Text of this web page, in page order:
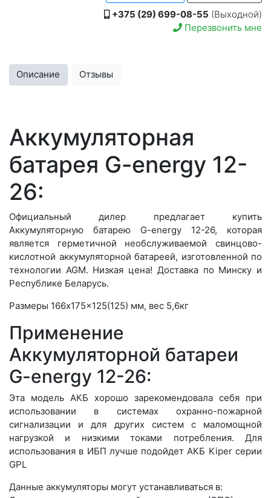
+375 (29) 699-08-55 (Выходной)
Перезвонить мне
Описание Отзывы
Аккумуляторная
батарея G-energy 12-
26:
Официальный дилер предлагает купить
Аккумуляторную батарею G-energy 12-26, которая
является герметичной необслуживаемой свинцово-
кислотной аккумуляторной батареей, изготовленной по
технологии AGM. Низкая цена! Доставка по Минску и
Республике Беларусь.
Размеры 166x175x125(125) мм, вес 5,6кг
Применение
Аккумуляторной батареи
G-energy 12-26:
Эта модель АКБ хорошо зарекомендовала себя при
использовании в системах охранно-пожарной
сигнализации и для других систем с маломощной
нагрузкой и низкими токами потребления. Для
использования в ИБП лучше подойдет АКБ Kiper серии
GPL
Данные аккумуляторы могут устанавливаться в: